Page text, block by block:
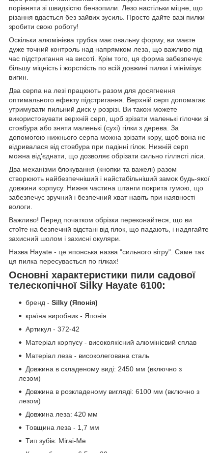
порівняти зі швидкістю бензопили. Лезо настільки міцне, що
різання вдається без зайвих зусиль. Просто дайте вазі пилки
зробити свою роботу!
Оскільки алюмінієва трубка має овальну форму, ви маєте
дуже точний контроль над напрямком леза, що важливо під
час підстригання на висоті. Крім того, ця форма забезпечує
більшу міцність і жорсткість по всій довжині пилки і мінімізує
вигин.
Два серпа на лезі працюють разом для досягнення
оптимального ефекту підстригання. Верхній серп допомагає
утримувати пильний диск у розрізі. Ви також можете
використовувати верхній серп, щоб зрізати маленькі гілочки зі
стовбура або зняти маленькі (сухі) гілки з дерева. За
допомогою нижнього серпа можна зрізати кору, щоб вона не
відривалася від стовбура при падінні гілок. Нижній серп
можна від'єднати, що дозволяє обрізати сильно гіллясті ліси.
Два механізми блокування (кнопки та важелі) разом
створюють найбезпечніший і найстабільніший замок будь-якої
довжини корпусу. Нижня частина штанги покрита гумою, що
забезпечує зручний і безпечний хват навіть при наявності
вологи.
Важливо! Перед початком обрізки переконайтеся, що ви
стоїте на безпечній відстані від гілок, що падають, і надягайте
захисний шолом і захисні окуляри.
Назва Hayate - це японська назва "сильного вітру". Саме так
ця пилка пересувається по гілках!
Основні характеристики пили садової
телескопічної Silky Hayate 6100:
бренд - Silky (Японія)
країна виробник - Японія
Артикул - 372-42
Матеріал корпусу - високоякісний алюмінієвий сплав
Матеріал леза - високолегована сталь
Довжина в складеному виді: 2450 мм (включно з
лезом)
Довжина в розкладеному вигляді: 6100 мм (включно з
лезом)
Довжина леза: 420 мм
Товщина леза - 1,7 мм
Тип зубів: Mirai-Me